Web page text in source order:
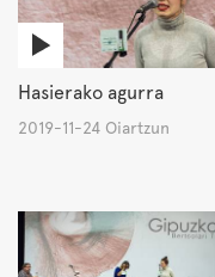
Hasierako agurra
2019-11-24 Oiartzun